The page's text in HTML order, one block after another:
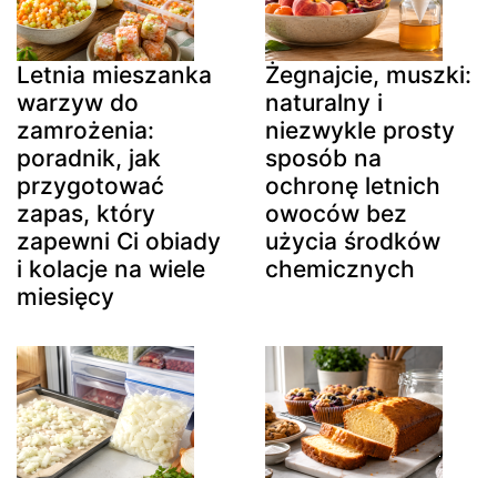
Letnia mieszanka
warzyw do
zamrożenia:
poradnik, jak
przygotować
zapas, który
zapewni Ci obiady
i kolacje na wiele
miesięcy
Żegnajcie, muszki:
naturalny i
niezwykle prosty
sposób na
ochronę letnich
owoców bez
użycia środków
chemicznych